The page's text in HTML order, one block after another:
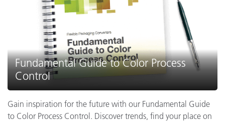
Fundamental Guide to Color Process
Control
Gain inspiration for the future with our Fundamental Guide
to Color Process Control. Discover trends, find your place on